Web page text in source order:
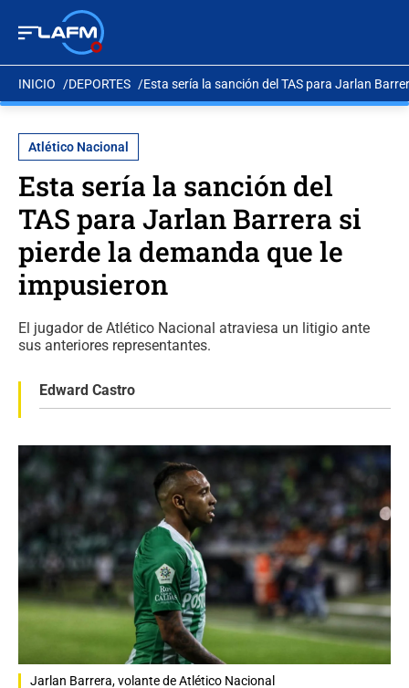
INICIO DEPORTES Esta sería la sanción del TAS para Jarlan
Atlético Nacional
Esta sería la sanción del
TAS para Jarlan Barrera si
pierde la demanda que le
impusieron
El jugador de Atlético Nacional atraviesa un litigio ante
sus anteriores representantes.
Edward Castro
Jarlan Barrera, volante de Atlético Nacional